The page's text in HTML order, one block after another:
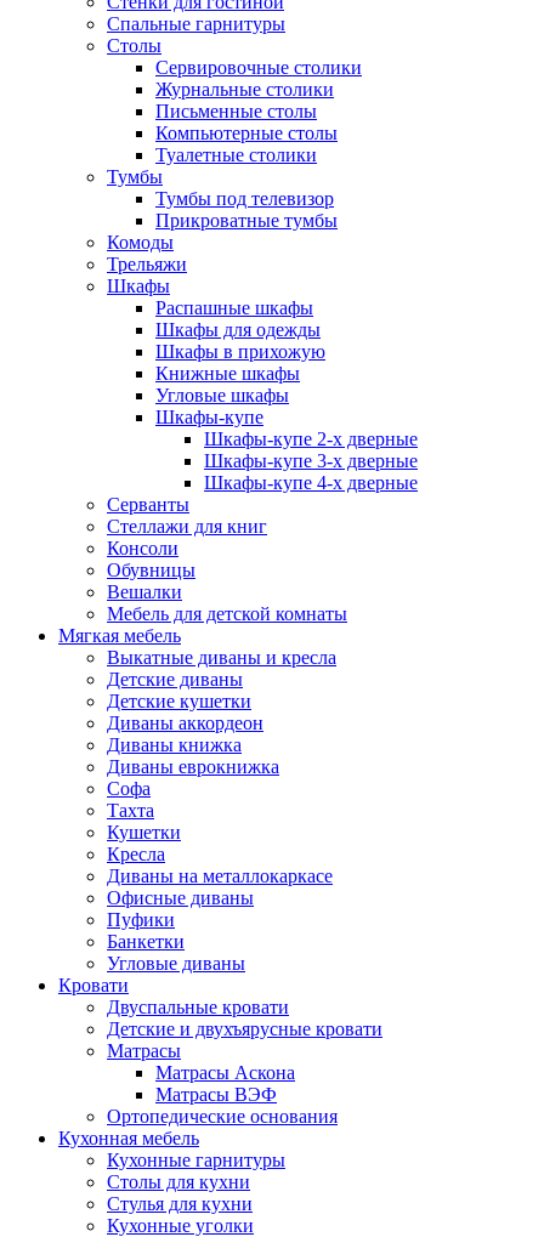
Спальные гарнитуры
Столы
Сервировочные столики
Журнальные столики
Письменные столы
Компьютерные столы
Туалетные столики
Тумбы
Тумбы под телевизор
Прикроватные тумбы
Комоды
Трельяжи
Шкафы
Распашные шкафы
Шкафы для одежды
Шкафы в прихожую
Книжные шкафы
Угловые шкафы
Шкафы-купе
Шкафы-купе 2-x дверные
Шкафы-купе 3-х дверные
Шкафы-купе 4-х дверные
Серванты
Стеллажи для книг
Консоли
Обувницы
Вешалки
Мебель для детской комнаты
Мягкая мебель
Выкатные диваны и кресла
Детские диваны
Детские кушетки
Диваны аккордеон
Диваны книжка
Диваны еврокнижка
Софа
Тахта
Кушетки
Кресла
Диваны на металлокаркасе
Офисные диваны
Пуфики
Банкетки
Угловые диваны
Кровати
Двуспальные кровати
Детские и двухъярусные кровати
Матрасы
Матрасы Аскона
Матрасы ВЭФ
Ортопедические основания
Кухонная мебель
Кухонные гарнитуры
Столы для кухни
Стулья для кухни
Кухонные уголки